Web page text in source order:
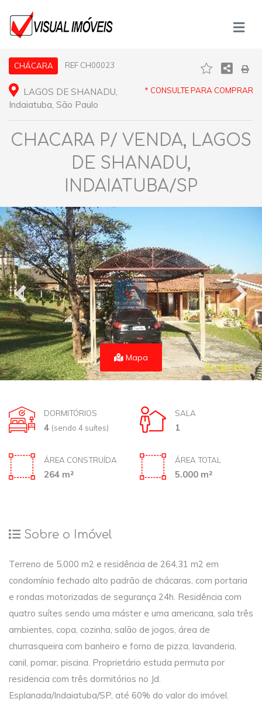
CHÁCARA REF CH00023
LAGOS DE SHANADU,
Indaiatuba, São Paulo
* CONSULTE PARA COMPRAR
CHACARA P/ VENDA, LAGOS
DE SHANADU,
INDAIATUBA/SP
Mapa
DORMITÓRIOS
4 (sendo 4 suítes)
SALA
1
ÁREA CONSTRUÍDA
264 m²
ÁREA TOTAL
5.000 m²
Sobre o Imóvel
Terreno de 5.000 m2 e residência de 264,31 m2 em
condomínio fechado alto padrão de chácaras, com portaria
e rondas motorizadas de segurança 24h. Residência com
quatro suítes sendo uma máster e uma americana, sala três
ambientes, copa, cozinha, salão de jogos, área de
churrasqueira com banheiro e forno de pizza, lavanderia,
canil, pomar, piscina. Proprietário estuda permuta por
residencia com três dormitórios no Jd.
Esplanada/Indaiatuba/SP, até 60% do valor do imóvel.